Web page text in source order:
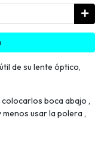
de su lente óptico,
boca abajo ,
usar la polera ,